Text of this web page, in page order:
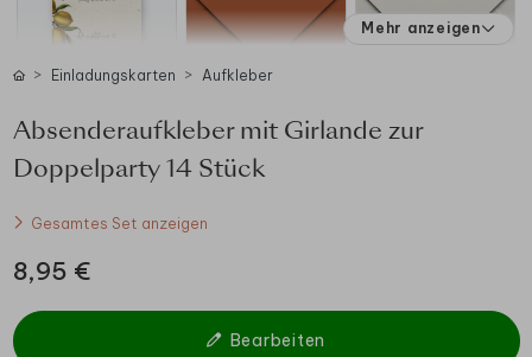
Mehr anzeigen
Einladungskarten Aufkleber
Absenderaufkleber mit Girlande zur
Doppelparty 14 Stück
Gesamtes Set anzeigen
8,95 €
Bearbeiten